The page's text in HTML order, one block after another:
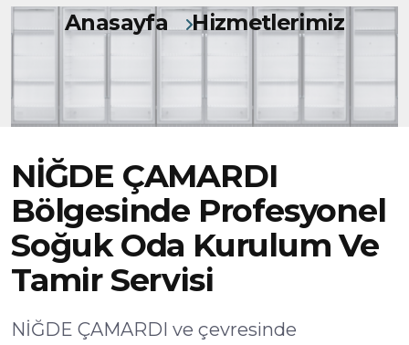
Anasayfa Hizmetlerimiz
NİĞDE ÇAMARDI
Bölgesinde Profesyonel
Soğuk Oda Kurulum Ve
Tamir Servisi
NİĞDE ÇAMARDI ve çevresinde